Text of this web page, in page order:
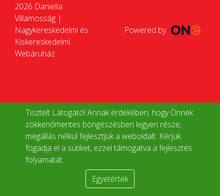
Tisztelt Látogató! Annak érdekében, hogy Önnek
zökkenőmentes böngészésben legyen része,
megállás nélkül fejlesztjük a weboldalt. Kérjük
fogadja el a sütiket, ezzel támogatva a fejlesztés
folyamatát.
Egyetértek
2026 Daniella
Villamosság |
Nagykereskedelmi és
Kiskereskedelmi
Webáruház
Powered by